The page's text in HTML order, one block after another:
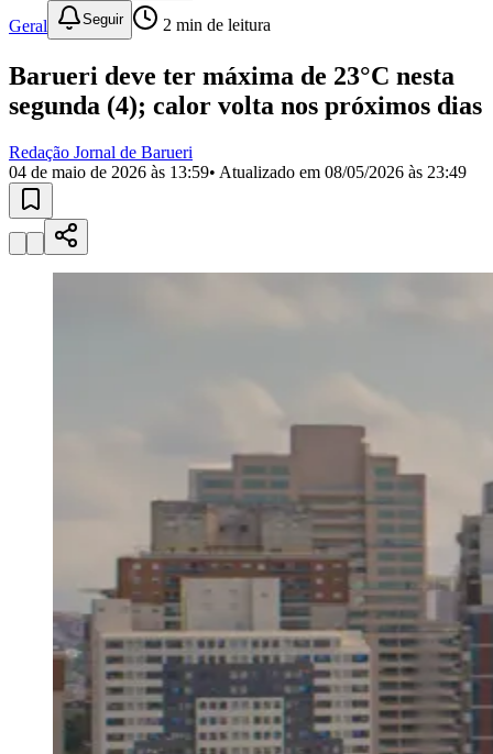
Bairros de Barueri
Selecione sua regiãoPara notícias da sua região
JubranBelvalBethavilleBoa
VistaCalifórniaCarapicuíbaCentroChácaras MarcoCidades da
Região
Militar
Califórnia Jardim dos Altos
Esperança Jardim Graziela
Vila Boa Vista
Guia de Empresas
Novo
Negócios Regionais
Turismo
Segurança Regional
Hospitais Estaduais
Parques & Represas
Cidades da Região
Santana de ParnaíbaOsascoCarapicuíba JandiraItapeviCotiaPirapora
AraçariguamaCajamarCaieirasFranco da
Geral Seguir 2 min de leitura
Barueri deve ter máxima de 23°C nesta
segunda (4); calor volta nos próximos dias
Redação Jornal de Barueri
04 de maio de 2026 às 13:59• Atualizado em 08/05/2026 às 23:49